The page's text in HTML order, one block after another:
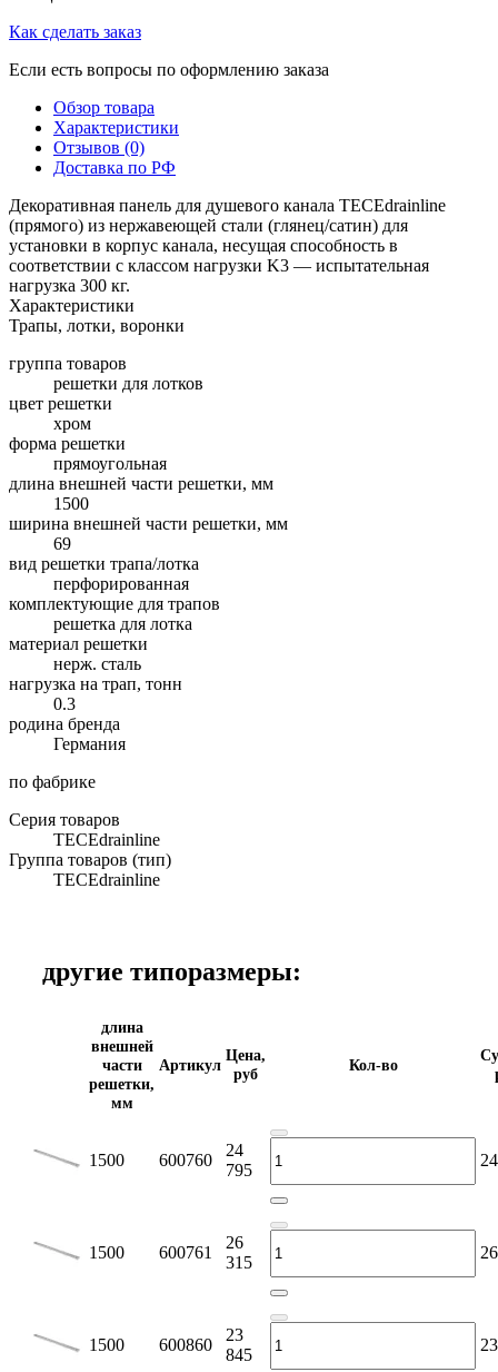
Как сделать заказ
Если есть вопросы по оформлению заказа
Обзор товара
Характеристики
Отзывов (0)
Доставка по РФ
Декоративная панель для душевого канала TECEdrainline
(прямого) из нержавеющей стали (глянец/сатин) для
установки в корпус канала, несущая способность в
соответствии с классом нагрузки K3 — испытательная
нагрузка 300 кг.
Характеристики
Трапы, лотки, воронки
группа товаров
решетки для лотков
цвет решетки
хром
форма решетки
прямоугольная
длина внешней части решетки, мм
1500
ширина внешней части решетки, мм
69
вид решетки трапа/лотка
перфорированная
комплектующие для трапов
решетка для лотка
материал решетки
нерж. сталь
нагрузка на трап, тонн
0.3
родина бренда
Германия
по фабрике
Серия товаров
TECEdrainline
Группа товаров (тип)
TECEdrainline
другие типоразмеры:
длина
внешней
части
решетки,
мм
Артикул
Цена,
руб
Кол-во
1500 600760
24
795
1500 600761
26
315
1500 600860
23
845